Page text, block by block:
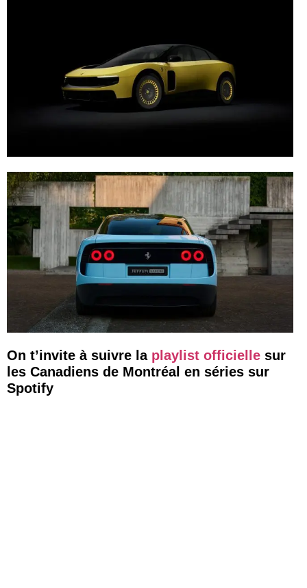
On t’invite à suivre la playlist officielle sur
les Canadiens de Montréal en séries sur
Spotify